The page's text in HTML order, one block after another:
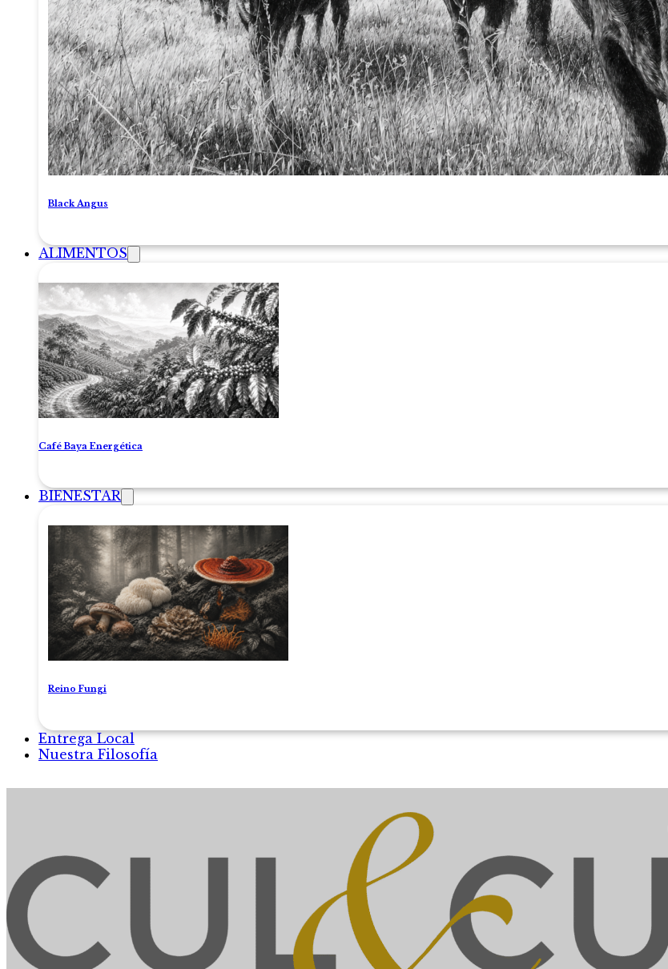
Black Angus
ALIMENTOS
Café Baya Energética
BIENESTAR
Reino Fungi
Entrega Local
Nuestra Filosofía